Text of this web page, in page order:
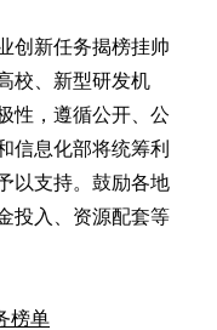
创新任务揭榜挂帅
校、新型研发机
性，遵循公开、公
信息化部将统筹利
以支持。鼓励各地
投入、资源配套等
榜单